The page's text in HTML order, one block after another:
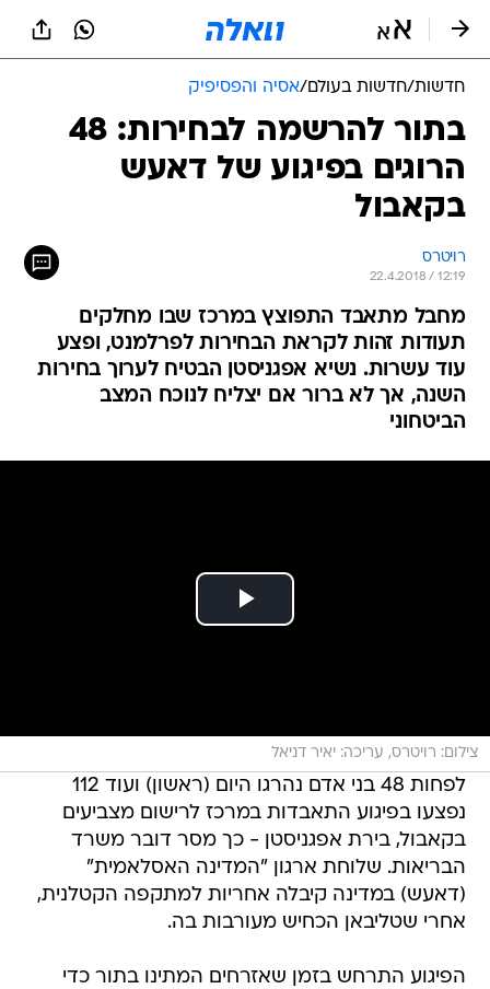
חדשות/חדשות בעולם/אסיה והפסיפיק
בתור להרשמה לבחירות: 48
הרוגים בפיגוע של דאעש
בקאבול
רויטרס
22.4.2018 / 12:19
מחבל מתאבד התפוצץ במרכז שבו מחלקים
תעודות זהות לקראת הבחירות לפרלמנט, ופצע
עוד עשרות. נשיא אפגניסטן הבטיח לערוך בחירות
השנה, אך לא ברור אם יצליח לנוכח המצב
הביטחוני
צילום: רויטרס, עריכה: יאיר דניאל
לפחות 48 בני אדם נהרגו היום (ראשון) ועוד 112
נפצעו בפיגוע התאבדות במרכז לרישום מצביעים
בקאבול, בירת אפגניסטן - כך מסר דובר משרד
הבריאות. שלוחת ארגון "המדינה האסלאמית"
(דאעש) במדינה קיבלה אחריות למתקפה הקטלנית,
אחרי שטליבאן הכחיש מעורבות בה.
הפיגוע התרחש בזמן שאזרחים המתינו בתור כדי